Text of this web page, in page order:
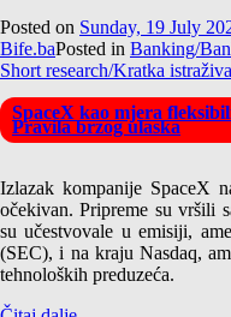
Posted on Sunday, 19 July
Bife.baPosted in Banking/
Short research/Kratka
SpaceX kao mjera
Pravila brzog ulaska
Izlazak kompanije SpaceX
očekivan. Pripreme su vršili
su učestvovale u emisiji,
(SEC), i na kraju Nasdaq,
tehnoloških preduzeća.